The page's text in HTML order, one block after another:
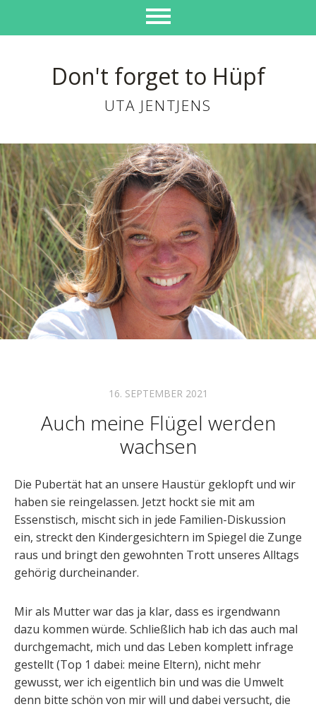
Don't forget to Hüpf
UTA JENTJENS
16. SEPTEMBER 2021
Auch meine Flügel werden
wachsen
Die Pubertät hat an unsere Haustür geklopft und wir
haben sie reingelassen. Jetzt hockt sie mit am
Essenstisch, mischt sich in jede Familien-Diskussion
ein, streckt den Kindergesichtern im Spiegel die Zunge
raus und bringt den gewohnten Trott unseres Alltags
gehörig durcheinander.
Mir als Mutter war das ja klar, dass es irgendwann
dazu kommen würde. Schließlich hab ich das auch mal
durchgemacht, mich und das Leben komplett infrage
gestellt (Top 1 dabei: meine Eltern), nicht mehr
gewusst, wer ich eigentlich bin und was die Umwelt
denn bitte schön von mir will und dabei versucht, die